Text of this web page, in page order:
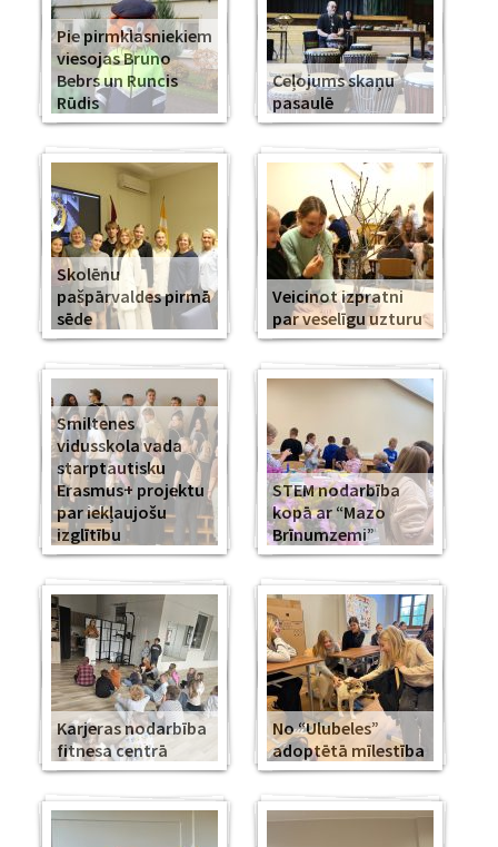
Pie pirmklasniekiem
viesojas Bruno
Bebrs un Runcis
Rūdis
Ceļojums skaņu
pasaulē
Skolēnu
pašpārvaldes pirmā
sēde
Veicinot izpratni
par veselīgu uzturu
Smiltenes
vidusskola vada
starptautisku
Erasmus+ projektu
par iekļaujošu
izglītību
STEM nodarbība
kopā ar “Mazo
Brīnumzemi”
Karjeras nodarbība
fitnesa centrā
No “Ulubeles”
adoptētā mīlestība